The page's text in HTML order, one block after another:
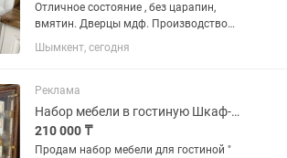
Отличное состояние , без царапин,
вмятин. Дверцы мдф. Производство
Беларусь
Шымкент, сегодня
Реклама
Набор мебели в гостиную Шкаф-витрина Палермо
210 000 ₸
Продам набор мебели для гостиной "